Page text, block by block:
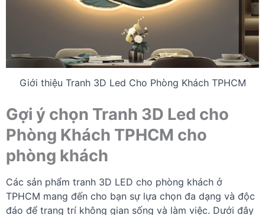
Giới thiệu Tranh 3D Led Cho Phòng Khách TPHCM
Gợi ý chọn Tranh 3D Led cho
Phòng Khách TPHCM cho
phòng khách
Các sản phẩm tranh 3D LED cho phòng khách ở
TPHCM mang đến cho bạn sự lựa chọn đa dạng và độc
đáo để trang trí không gian sống và làm việc. Dưới đây